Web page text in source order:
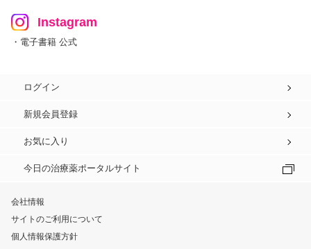
Instagram
・電子書籍 公式
ログイン
新規会員登録
お気に入り
今日の治療薬ポータルサイト
会社情報
サイトのご利用について
個人情報保護方針